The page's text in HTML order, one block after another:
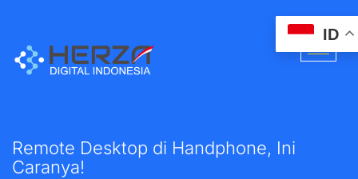
Remote Desktop di Handphone, Ini
Caranya!
ID